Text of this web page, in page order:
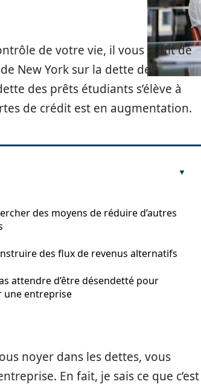
de votre vie, il vous suffit de
New York sur la dette des
des prêts étudiants s’élève à
de crédit est en augmentation.
des moyens de réduire d’autres
des flux de revenus alternatifs
attendre d’être désendetté pour
une entreprise
noyer dans les dettes, vous
En fait, je sais ce que c’est